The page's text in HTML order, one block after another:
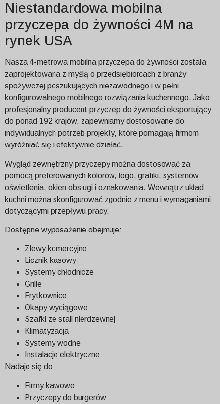
Niestandardowa mobilna
przyczepa do żywności 4M na
rynek USA
Nasza 4-metrowa mobilna przyczepa do żywności została
zaprojektowana z myślą o przedsiębiorcach z branży
spożywczej poszukujących niezawodnego i w pełni
konfigurowalnego mobilnego rozwiązania kuchennego. Jako
profesjonalny producent przyczep do żywności eksportujący
do ponad 192 krajów, zapewniamy dostosowane do
indywidualnych potrzeb projekty, które pomagają firmom
wyróżniać się i efektywnie działać.
Wygląd zewnętrzny przyczepy można dostosować za
pomocą preferowanych kolorów, logo, grafiki, systemów
oświetlenia, okien obsługi i oznakowania. Wewnątrz układ
kuchni można skonfigurować zgodnie z menu i wymaganiami
dotyczącymi przepływu pracy.
Dostępne wyposażenie obejmuje:
Zlewy komercyjne
Licznik kasowy
Systemy chłodnicze
Grille
Frytkownice
Okapy wyciągowe
Szafki ze stali nierdzewnej
Klimatyzacja
Systemy wodne
Instalacje elektryczne
Nadaje się do:
Firmy kawowe
Przyczepy do burgerów